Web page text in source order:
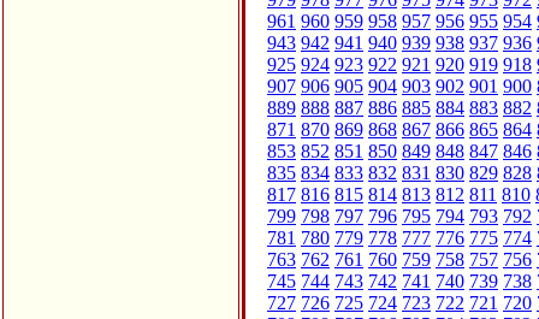
961 960 959 958 957 956 955 954
943 942 941 940 939 938 937 936
925 924 923 922 921 920 919 918
907 906 905 904 903 902 901 900
889 888 887 886 885 884 883 882
871 870 869 868 867 866 865 864
853 852 851 850 849 848 847 846
835 834 833 832 831 830 829 828
817 816 815 814 813 812 811 810
799 798 797 796 795 794 793 792
781 780 779 778 777 776 775 774
763 762 761 760 759 758 757 756
745 744 743 742 741 740 739 738
727 726 725 724 723 722 721 720